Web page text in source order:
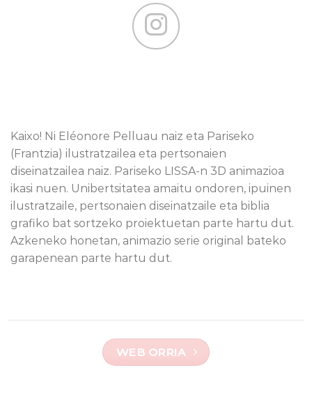
Kaixo! Ni Eléonore Pelluau naiz eta Pariseko
(Frantzia) ilustratzailea eta pertsonaien
diseinatzailea naiz. Pariseko LISSA-n 3D animazioa
ikasi nuen. Unibertsitatea amaitu ondoren, ipuinen
ilustratzaile, pertsonaien diseinatzaile eta biblia
grafiko bat sortzeko proiektuetan parte hartu dut.
Azkeneko honetan, animazio serie original bateko
garapenean parte hartu dut.
WEB ORRIA